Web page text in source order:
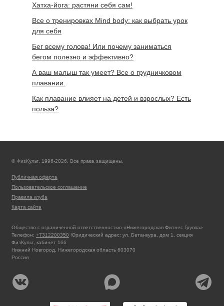
Хатха-йога: растяни себя сам!
Все о тренировках Mind body: как выбрать урок
для себя
Бег всему голова! Или почему заниматься
бегом полезно и эффективно?
А ваш малыш так умеет? Все о грудничковом
плавании.
Как плавание влияет на детей и взрослых? Есть
польза?
© ФизКульт, 1996-2026. Все права защищены.
Публичная оферта
Пользовательское соглашение
Правила клуба
Карта сайта
Общество с ограниченной ответственностью «Нижегородская Фитнес Группа»
Телефон: +7312200350 Юридический адрес: ул. Бетанкура, дом 1, секция
ФизКульт, кабинет 166
Нижний Новгород, Нижегородская область 603070
Россия